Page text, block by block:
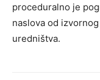
proceduralno je
naslova od
uredništva.